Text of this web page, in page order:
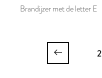
Brandijzer met de letter E
2